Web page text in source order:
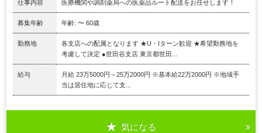
仕事内容 医療機関や調剤薬局への医薬品ルート配送をお任せします！
募集年齢 年齢: 〜 60歳
勤務地
各支店への配属となります ★U・Iターン歓迎 ★希望勤務地を
考慮して決定 ●世田谷支店 東京都世田...
給与
月給 23万5000円～25万2000円 ※基本給22万2000円 ※地域手
当は居住地に応じて支...
気になる